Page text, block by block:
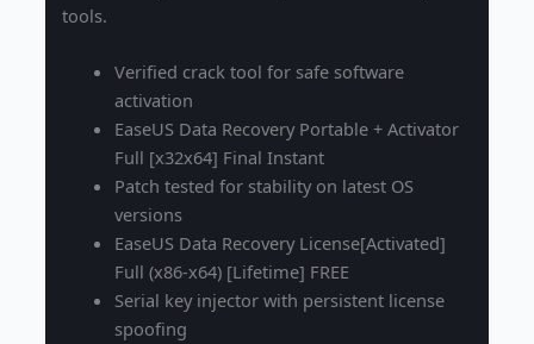
tools.
Verified crack tool for safe software
activation
EaseUS Data Recovery Portable + Activator
Full [x32x64] Final Instant
Patch tested for stability on latest OS
versions
EaseUS Data Recovery License[Activated]
Full (x86-x64) [Lifetime] FREE
Serial key injector with persistent license
spoofing